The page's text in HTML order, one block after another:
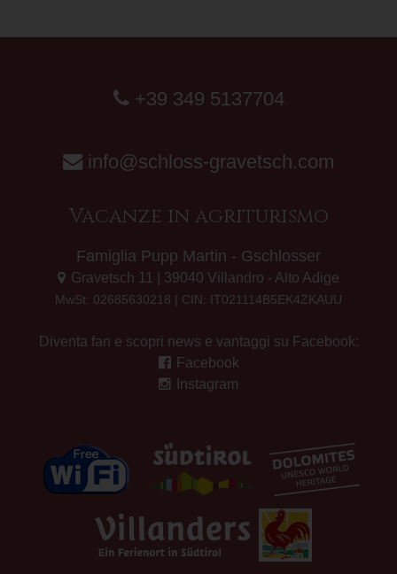
+39 349 5137704
info@schloss-gravetsch.com
Vacanze in agriturismo
Famiglia Pupp Martin - Gschlosser
Gravetsch 11 | 39040 Villandro - Alto Adige
MwSt: 02685630218 | CIN: IT021114B5EK4ZKAUU
Diventa fan e scopri news e vantaggi su Facebook:
Facebook
Instagram